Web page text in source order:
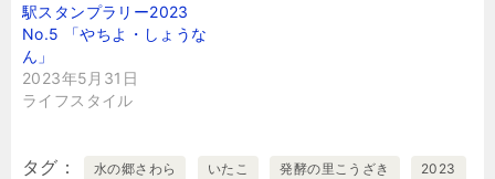
駅スタンプラリー2023
No.5 「やちよ・しょうな
ん」
2023年5月31日
ライフスタイル
タグ 水の郷さわら いたこ 発酵の里こうざき 2023